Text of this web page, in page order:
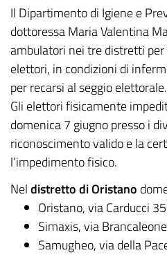
Il Dipartimento di Igiene e
dottoressa Maria Valentina
ambulatori nei tre distretti
elettori, in condizioni di
per recarsi al seggio elettorale.
Gli elettori fisicamente
domenica 7 giugno presso i
riconoscimento valido e la
l’impedimento fisico.
Neldistretto di Oristano
Oristano, via Carducci
Simaxis, via
Samugheo, via della